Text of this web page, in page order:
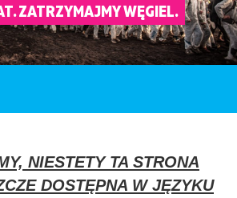
ZATRZYMAJMY WĘGIEL.
NIESTETY TA STRONA
DOSTĘPNA W JĘZYKU